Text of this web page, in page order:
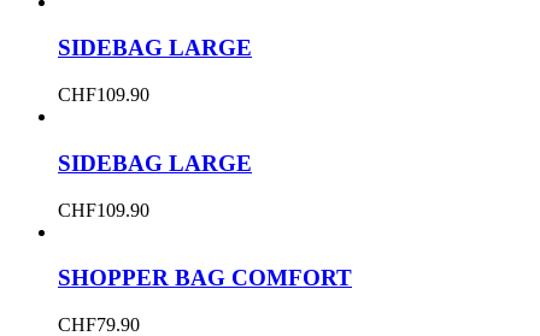
SIDEBAG LARGE
CHF109.90
SIDEBAG LARGE
CHF109.90
SHOPPER BAG COMFORT
CHF79.90